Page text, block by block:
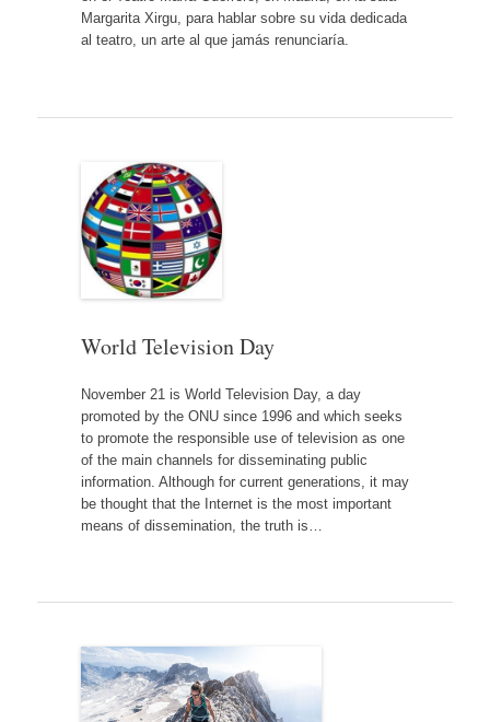
Margarita Xirgu, para hablar sobre su vida dedicada
al teatro, un arte al que jamás renunciaría.
World Television Day
November 21 is World Television Day, a day
promoted by the ONU since 1996 and which seeks
to promote the responsible use of television as one
of the main channels for disseminating public
information. Although for current generations, it may
be thought that the Internet is the most important
means of dissemination, the truth is…